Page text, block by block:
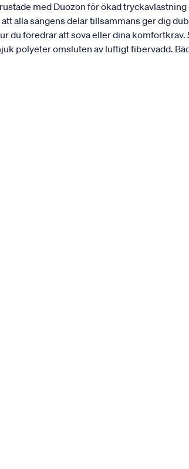
med Duozon för ökad
alla sängens delar tillsammans ger dig
du föredrar att sova eller dina
polyeter omsluten av luftigt fibervadd.